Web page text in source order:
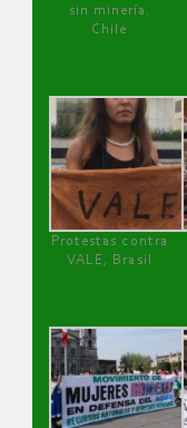
sin minería.
Chile
Protestas contra
VALE, Brasil